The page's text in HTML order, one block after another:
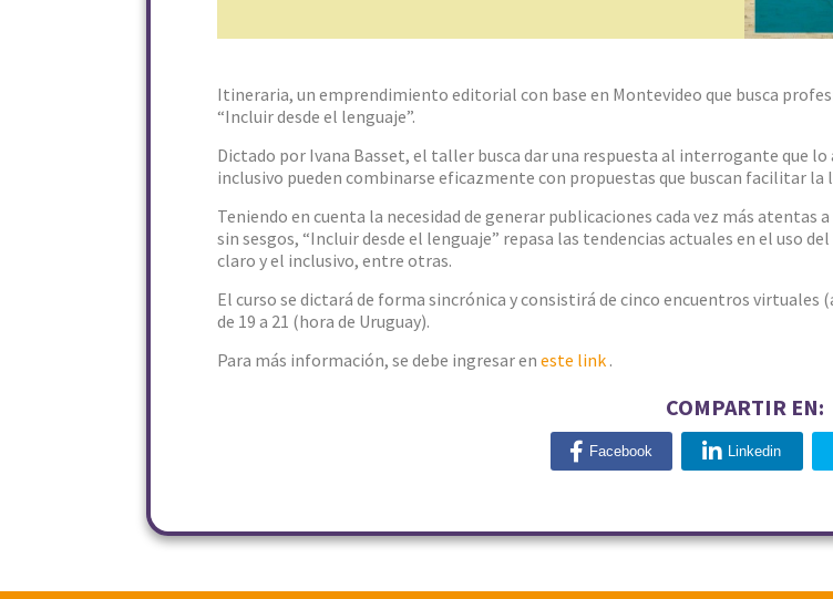
Itineraria, un emprendimiento editorial con base en Montevideo que busca
“Incluir desde el lenguaje”.
Dictado por Ivana Basset, el taller busca dar una respuesta al interrogante que lo
inclusivo pueden combinarse eficazmente con propuestas que buscan facilitar la
Teniendo en cuenta la necesidad de generar publicaciones cada vez más
sin sesgos, “Incluir desde el lenguaje” repasa las tendencias actuales en el uso
claro y el inclusivo, entre otras.
El curso se dictará de forma sincrónica y consistirá de cinco encuentros virtuales
de 19 a 21 (hora de Uruguay).
Para más información, se debe ingresar en este link .
COMPARTIR EN:
Facebook Linkedin